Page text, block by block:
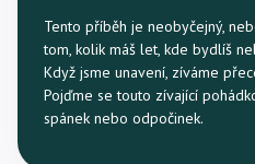
Tento příběh je neobyčejný,
tom, kolik máš let, kde bydlíš
Když jsme unavení, zíváme
Pojďme se touto zívající
spánek nebo odpočinek.